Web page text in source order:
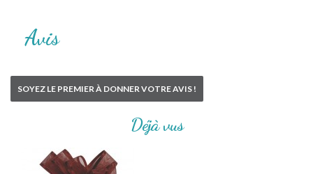
Avis
SOYEZ LE PREMIER À DONNER VOTRE AVIS !
Déjà vus